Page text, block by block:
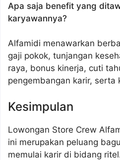
Apa saja benefit yang
karyawannya?
Alfamidi menawarkan
gaji pokok, tunjangan
raya, bonus kinerja, cuti
pengembangan karir, serta
Kesimpulan
Lowongan Store Crew
ini merupakan peluang
memulai karir di bidang